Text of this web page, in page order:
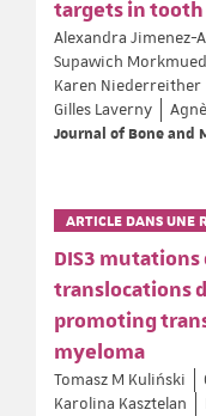
targets in tooth
Alexandra Jimenez-
Supawich Morkmued
Karen Niederreither
Gilles Laverny
Journal of Bone and
ARTICLE DANS UNE
DIS3
translocations
promoting
myeloma
Tomasz M Kuliński
Karolina Kasztelan